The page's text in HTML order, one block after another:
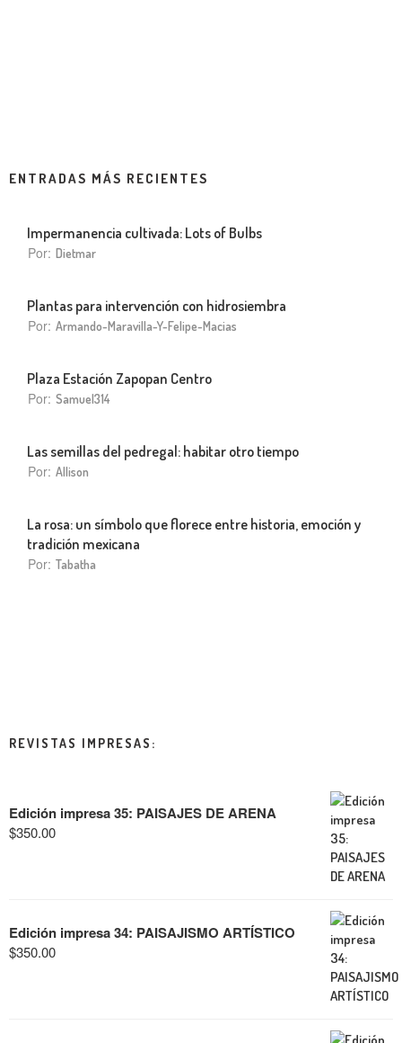
ENTRADAS MÁS RECIENTES
Impermanencia cultivada: Lots of Bulbs
Por: Dietmar
Plantas para intervención con hidrosiembra
Por: Armando-Maravilla-Y-Felipe-Macias
Plaza Estación Zapopan Centro
Por: Samuel314
Las semillas del pedregal: habitar otro tiempo
Por: Allison
La rosa: un símbolo que florece entre historia, emoción y
tradición mexicana
Por: Tabatha
REVISTAS IMPRESAS:
Edición impresa 35: PAISAJES DE ARENA
$350.00
Edición impresa 34: PAISAJISMO ARTÍSTICO
$350.00